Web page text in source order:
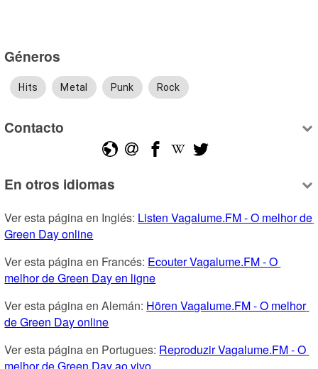
Géneros
Hits Metal Punk Rock
Contacto
En otros idiomas
Ver esta página en Inglés: Listen Vagalume.FM - O melhor de
Green Day online
Ver esta página en Francés: Ecouter Vagalume.FM - O
melhor de Green Day en ligne
Ver esta página en Alemán: Hören Vagalume.FM - O melhor
de Green Day online
Ver esta página en Portugues: Reproduzir Vagalume.FM - O
melhor de Green Day ao vivo